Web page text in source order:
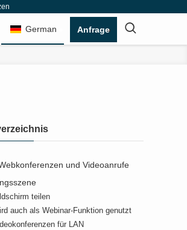
German Anfrage
und Videoanrufe
teilen
auch als Webinar-Funktion genutzt
für LAN